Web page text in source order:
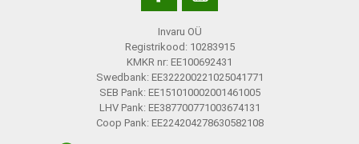
Invaru OÜ
Registrikood: 10283915
KMKR nr: EE100692431
Swedbank: EE322200221025041771
SEB Pank: EE151010002001461005
LHV Pank: EE387700771003674131
Coop Pank: EE224204278630582108